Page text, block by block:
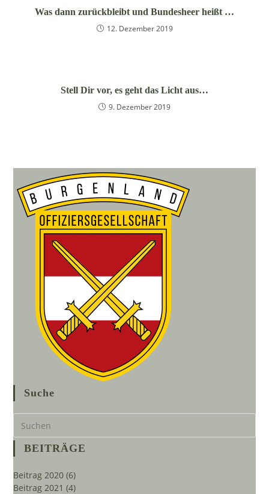
Was dann zurückbleibt und Bundesheer heißt …
12. Dezember 2019
Stell Dir vor, es geht das Licht aus…
9. Dezember 2019
Suche
BEITRÄGE
Beitrag 2020 (6)
Beitrag 2021 (4)